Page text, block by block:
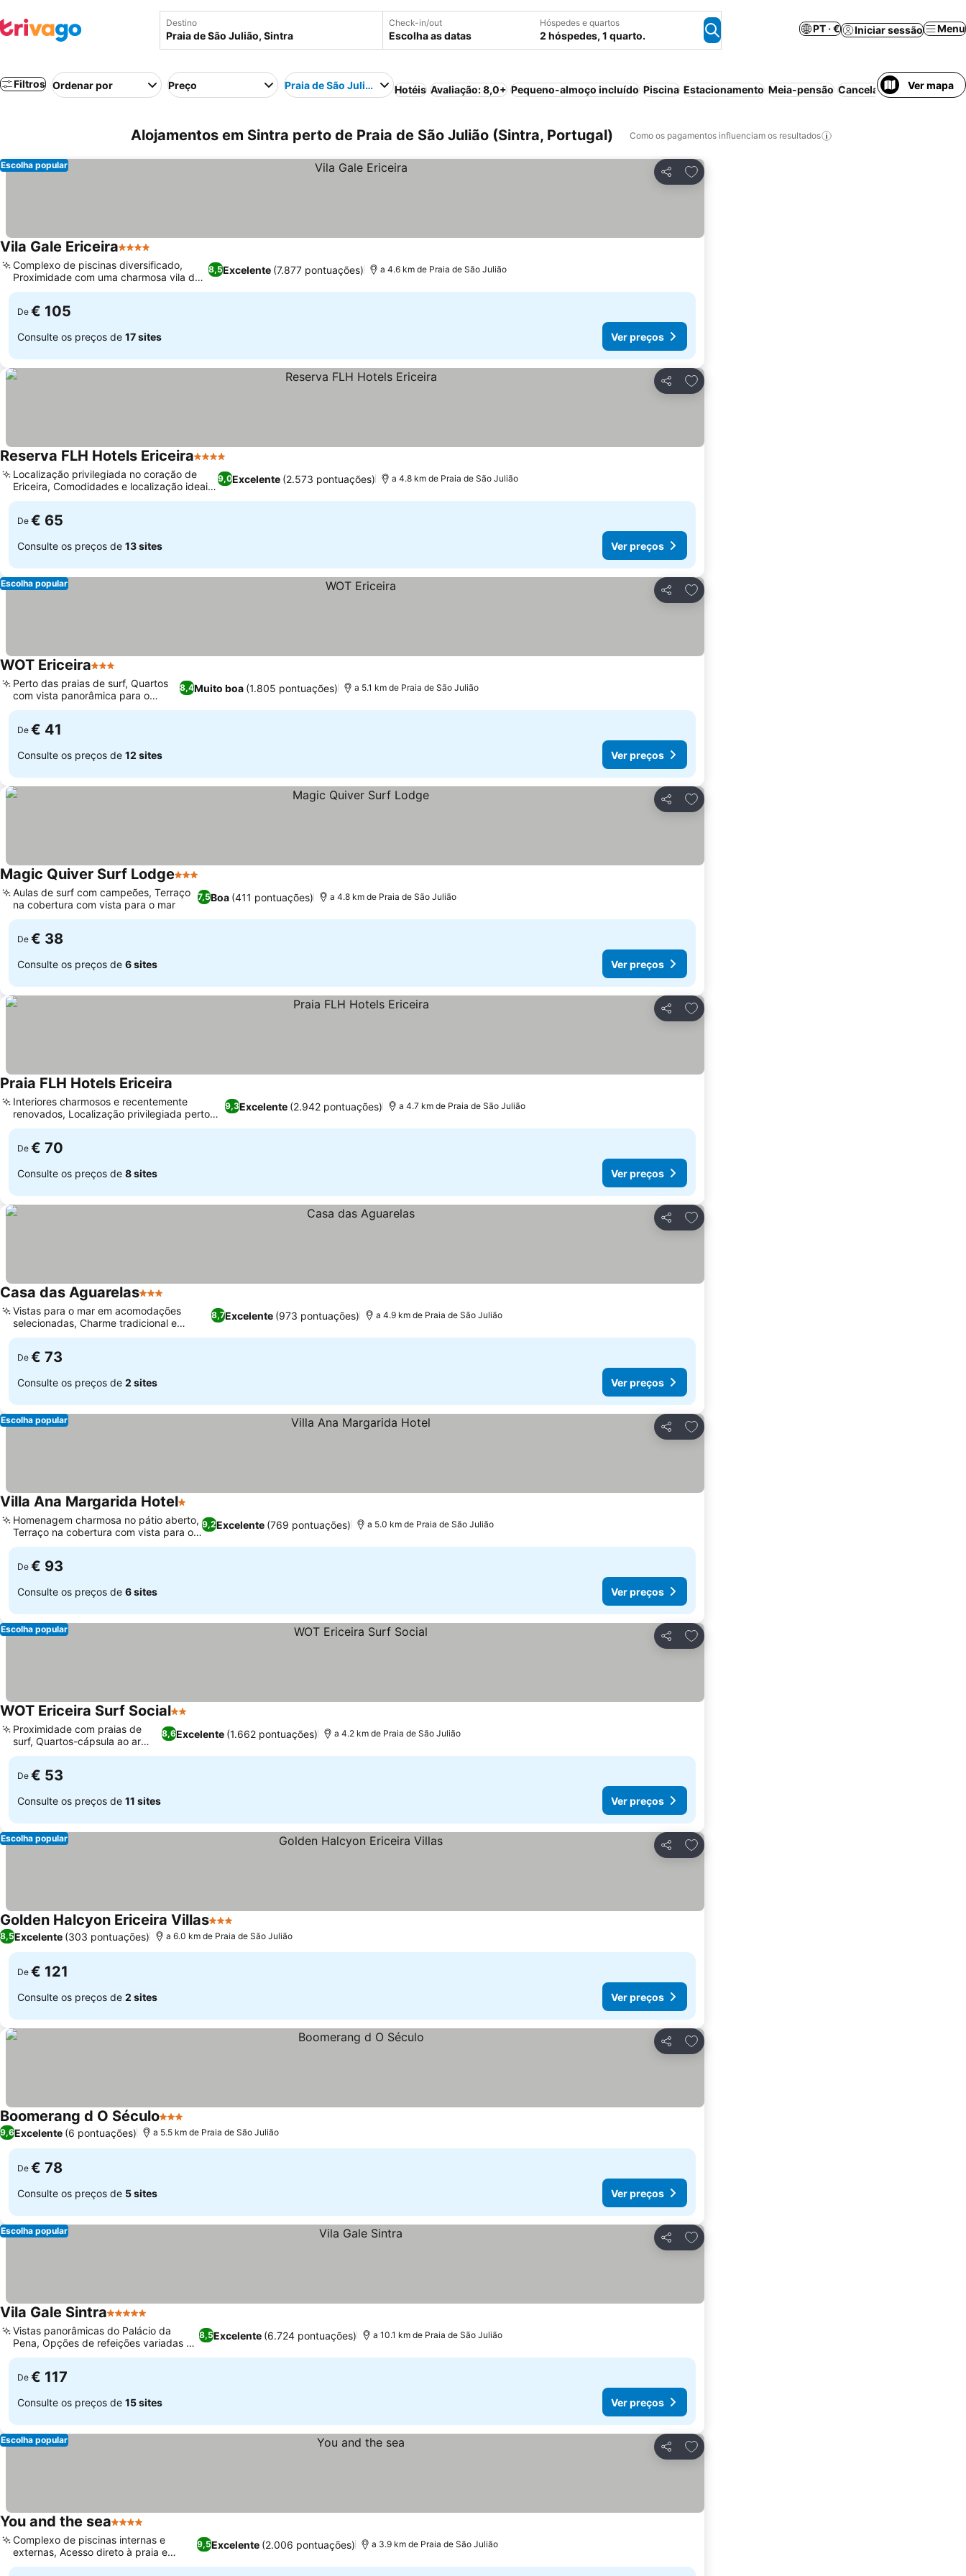
Destino Check-in/out
Escolha as datas
Hóspedes e quartos
2 hóspedes, 1 quarto.
PT · € Iniciar sessão Menu
Filtros Ordenar por Preço Praia de São Julião Hotéis Avaliação: 8,0+ Pequeno-almoço incluído Piscina Estacionamento Meia-pensão Cancelamento gratuito
Ver mapa
Alojamentos em Sintra perto de Praia de São Julião (Sintra, Portugal) Como os pagamentos influenciam os resultados
Partilhar
Adicionar aos favoritos
Escolha popular
Vila Gale Ericeira4 Estrelas
8,5Excelente (7.877 pontuações)
Complexo de piscinas diversificado,
Proximidade com uma charmosa vila de
pescadores
a 4.6 km de Praia de São Julião
De € 105
Consulte os preços de 17 sites Ver preços
Partilhar
Adicionar aos favoritos
Reserva FLH Hotels Ericeira4 Estrelas
9,0Excelente (2.573 pontuações)
Localização privilegiada no coração de
Ericeira, Comodidades e localização ideais
para surfistas
a 4.8 km de Praia de São Julião
De € 65
Consulte os preços de 13 sites Ver preços
Partilhar
Adicionar aos favoritos
Escolha popular
WOT Ericeira3 Estrelas
8,4Muito boa (1.805 pontuações)
Perto das praias de surf, Quartos
com vista panorâmica para o
oceano
a 5.1 km de Praia de São Julião
De € 41
Consulte os preços de 12 sites Ver preços
Partilhar
Adicionar aos favoritos
Magic Quiver Surf Lodge3 Estrelas
7,5Boa (411 pontuações)
Aulas de surf com campeões, Terraço
na cobertura com vista para o mar
a 4.8 km de Praia de São Julião
De € 38
Consulte os preços de 6 sites Ver preços
Partilhar
Adicionar aos favoritos
Praia FLH Hotels Ericeira
9,3Excelente (2.942 pontuações)
Interiores charmosos e recentemente
renovados, Localização privilegiada perto
das praias da Ericeira
a 4.7 km de Praia de São Julião
De € 70
Consulte os preços de 8 sites Ver preços
Partilhar
Adicionar aos favoritos
Casa das Aguarelas3 Estrelas
8,7Excelente (973 pontuações)
Vistas para o mar em acomodações
selecionadas, Charme tradicional e
reforma moderna
a 4.9 km de Praia de São Julião
De € 73
Consulte os preços de 2 sites Ver preços
Partilhar
Adicionar aos favoritos
Escolha popular
Villa Ana Margarida Hotel1 Estrelas
9,2Excelente (769 pontuações)
Homenagem charmosa no pátio aberto,
Terraço na cobertura com vista para o
mar
a 5.0 km de Praia de São Julião
De € 93
Consulte os preços de 6 sites Ver preços
Partilhar
Adicionar aos favoritos
Escolha popular
WOT Ericeira Surf Social2 Estrelas
8,6Excelente (1.662 pontuações)
Proximidade com praias de
surf, Quartos-cápsula ao ar
livre
a 4.2 km de Praia de São Julião
De € 53
Consulte os preços de 11 sites Ver preços
Partilhar
Adicionar aos favoritos
Escolha popular
Golden Halcyon Ericeira Villas3 Estrelas
8,5Excelente (303 pontuações) a 6.0 km de Praia de São Julião
De € 121
Consulte os preços de 2 sites Ver preços
Partilhar
Adicionar aos favoritos
Boomerang d O Século3 Estrelas
9,6Excelente (6 pontuações) a 5.5 km de Praia de São Julião
De € 78
Consulte os preços de 5 sites Ver preços
Partilhar
Adicionar aos favoritos
Escolha popular
Vila Gale Sintra5 Estrelas
8,5Excelente (6.724 pontuações)
Vistas panorâmicas do Palácio da
Pena, Opções de refeições variadas e
saudáveis
a 10.1 km de Praia de São Julião
De € 117
Consulte os preços de 15 sites Ver preços
Partilhar
Adicionar aos favoritos
Escolha popular
You and the sea4 Estrelas
9,5Excelente (2.006 pontuações)
Complexo de piscinas internas e
externas, Acesso direto à praia e
reserva de surf
a 3.9 km de Praia de São Julião